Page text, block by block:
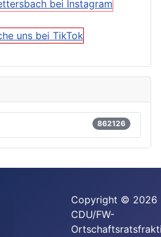
862126
Copyright © 2026
CDU/FW-